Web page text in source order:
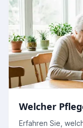
Welcher
Erfahren Sie,